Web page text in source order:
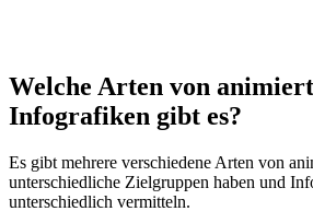
Welche Arten von
Infografiken gibt es?
Es gibt mehrere verschiedene Arten von
unterschiedliche Zielgruppen haben und
unterschiedlich vermitteln.